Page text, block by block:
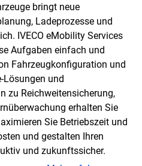
bringt neue
Ladeprozesse und
IVECO eMobility Services
Aufgaben einfach und
Fahrzeugkonfiguration und
Lösungen und
zu Reichweitensicherung,
erhalten Sie
Sie Betriebszeit und
und gestalten Ihren
und zukunftssicher.